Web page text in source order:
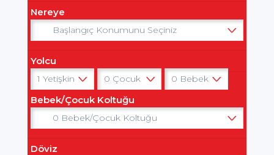
Nereye
Yolcu
Bebek/Çocuk Koltuğu
Döviz